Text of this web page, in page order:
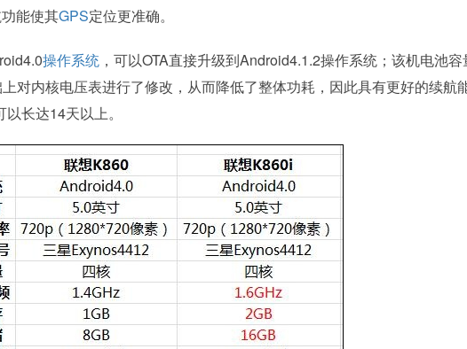
能使其GPS定位更准确。
操作系统 ，可以OTA直接升级到Android4.1.2操作系统；该机电池容
对内核电压表进行了修改，从而降低了整体功耗，因此具有更好的续航
长达14天以上。